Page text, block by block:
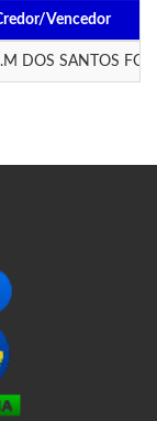
Vencedor
DOS SANTOS